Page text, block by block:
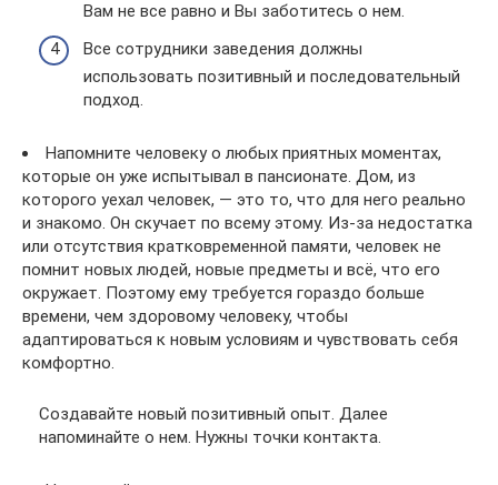
Вам не все равно и Вы заботитесь о нем.
Все сотрудники заведения должны
использовать позитивный и последовательный
подход.
Напомните человеку о любых приятных моментах,
которые он уже испытывал в пансионате. Дом, из
которого уехал человек, — это то, что для него реально
и знакомо. Он скучает по всему этому. Из-за недостатка
или отсутствия кратковременной памяти, человек не
помнит новых людей, новые предметы и всё, что его
окружает. Поэтому ему требуется гораздо больше
времени, чем здоровому человеку, чтобы
адаптироваться к новым условиям и чувствовать себя
комфортно.
Создавайте новый позитивный опыт. Далее
напоминайте о нем. Нужны точки контакта.